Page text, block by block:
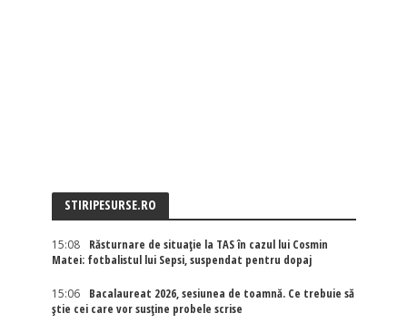
STIRIPESURSE.RO
15:08
Răsturnare de situație la TAS în cazul lui Cosmin
Matei: fotbalistul lui Sepsi, suspendat pentru dopaj
15:06
Bacalaureat 2026, sesiunea de toamnă. Ce trebuie să
știe cei care vor susține probele scrise